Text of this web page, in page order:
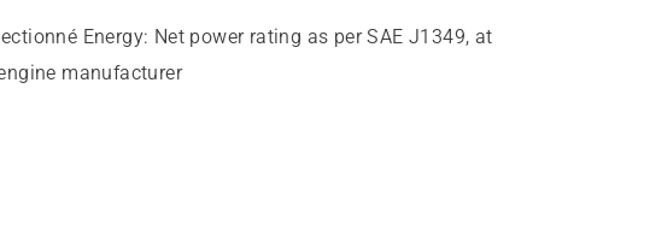
Energy: Net power rating as per SAE J1349, at
manufacturer